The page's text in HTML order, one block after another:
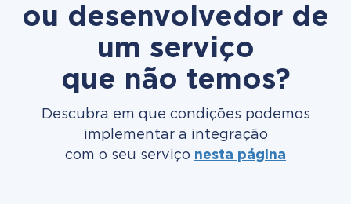
ou desenvolvedor de
um serviço
que não temos?
Descubra em que condições podemos
implementar a integração
com o seu serviço nesta página